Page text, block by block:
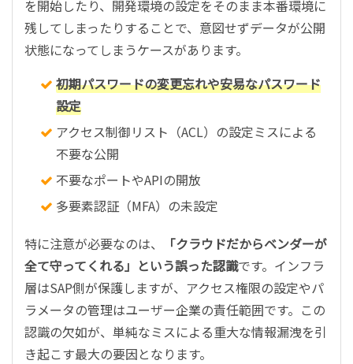
を開始したり、開発環境の設定をそのまま本番環境に
残してしまったりすることで、意図せずデータが公開
状態になってしまうケースがあります。
初期パスワードの変更忘れや安易なパスワード
設定
アクセス制御リスト（ACL）の設定ミスによる
不要な公開
不要なポートやAPIの開放
多要素認証（MFA）の未設定
特に注意が必要なのは、
「クラウドだからベンダーが
全て守ってくれる」という誤った認識です。インフラ
層はSAP側が保護しますが、アクセス権限の設定やパ
ラメータの管理はユーザー企業の責任範囲です。この
認識の欠如が、単純なミスによる重大な情報漏洩を引
き起こす最大の要因となります。